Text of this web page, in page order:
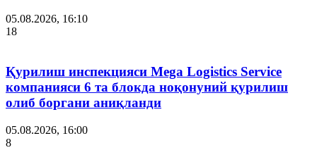
05.08.2026, 16:10
18
Қурилиш инспекцияси Мega Logistics Service
компанияси 6 та блокда ноқонуний қурилиш
олиб боргани аниқланди
05.08.2026, 16:00
8